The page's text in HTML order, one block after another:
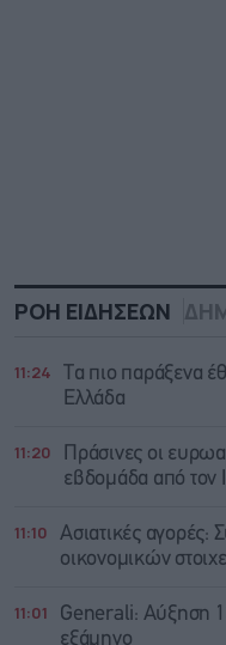
ΡΟΗ ΕΙΔΗΣΕΩΝ
11:24
Τα πιο παράξενα
Ελλάδα
11:20
Πράσινες οι
εβδομάδα από τον
11:10
Ασιατικές αγορές:
οικονομικών
11:01
Generali: Αύξηση
εξάμηνο